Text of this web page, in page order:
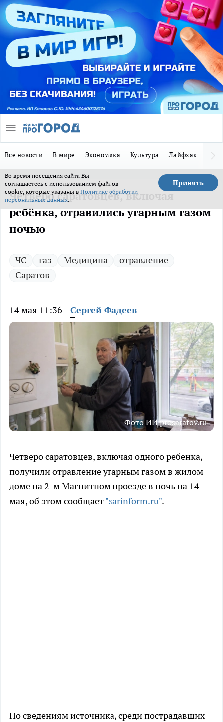
Все новости В мире Экономика Культура Лайфхак
Во время посещения сайта Вы
соглашаетесь с использованием файлов
cookie, которые указаны в Политике обработки
персональных данных.
Принять
Четверо саратовцев, включая
ребёнка, отравились угарным газом
ночью
ЧС газ Медицина
отравление
Саратов
14 мая 11:36 Сергей Фадеев
Фото ИИ prosaratov.ru
Четверо саратовцев, включая одного ребенка,
получили отравление угарным газом в жилом
доме на 2-м Магнитном проезде в ночь на 14
мая, об этом сообщает"sarinform.ru".
По сведениям источника, среди пострадавших